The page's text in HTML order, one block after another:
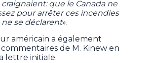
que le Canada ne
pour arrêter ces incendies
se déclarent».
américain a également
de M. Kinew en
lettre initiale.